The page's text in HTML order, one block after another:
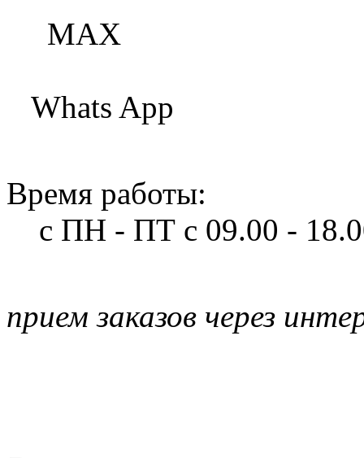
МАХ
Whats App
Время работы:
с ПН - ПТ с 09.00 -
прием заказов через